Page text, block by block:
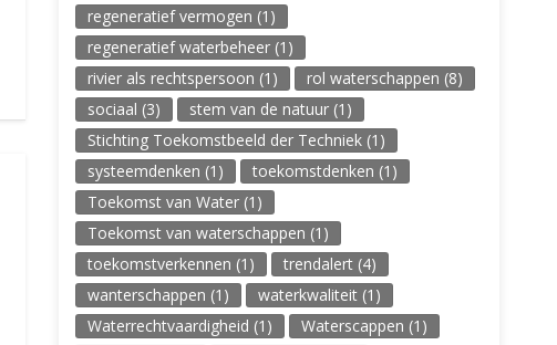
regeneratief vermogen (1)
regeneratief waterbeheer(1)
rivier als rechtspersoon (1) rol waterschappen (8)
sociaal (3) stem van de natuur(1)
Stichting Toekomstbeeld der Techniek(1)
systeemdenken (1) toekomstdenken (1)
Toekomst van Water(1)
Toekomst van waterschappen (1)
toekomstverkennen (1) trendalert(4)
wanterschappen (1) waterkwaliteit(1)
Waterrechtvaardigheid (1) Waterscappen (1)